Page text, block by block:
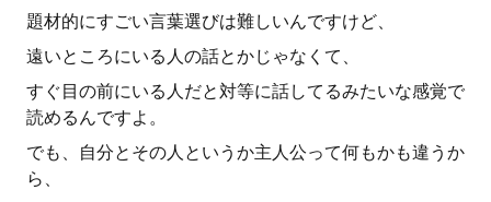
題材的にすごい言葉選びは難しいんですけど、
遠いところにいる人の話とかじゃなくて、
すぐ目の前にいる人だと対等に話してるみたいな感覚で
読めるんですよ。
でも、自分とその人というか主人公って何もかも違うか
ら、